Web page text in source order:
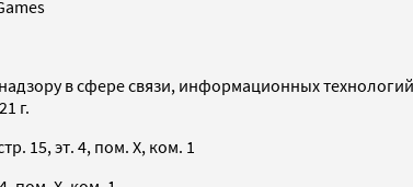
в сфере связи, информационных
г.
15, эт. 4, пом. X, ком. 1